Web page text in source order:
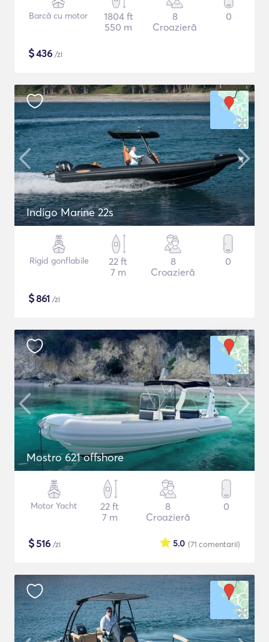
Barcă cu motor
1804 ft
550 m
8
Croazieră
0
$436 /zi
Indigo Marine 22s
Rigid gonflabile
22 ft
7 m
8
Croazieră
0
$861 /zi
Mostro 621 offshore
Motor Yacht
22 ft
7 m
8
Croazieră
0
$516 /zi (71 comentarii)
5.0